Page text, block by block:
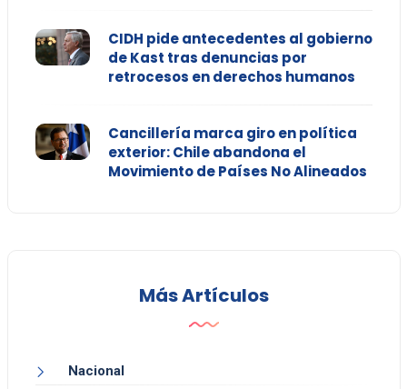
CIDH pide antecedentes al gobierno
de Kast tras denuncias por
retrocesos en derechos humanos
Cancillería marca giro en política
exterior: Chile abandona el
Movimiento de Países No Alineados
Más Artículos
Nacional